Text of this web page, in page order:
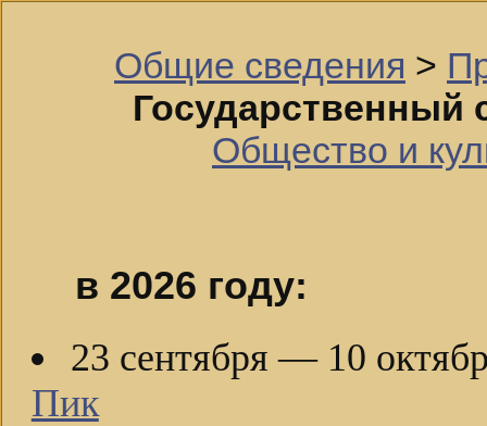
Общие сведения >
Государственный
Общество и
в 2026 году:
23 сентября — 10
Пик